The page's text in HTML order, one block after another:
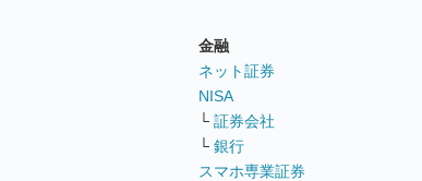
金融
ネット証券
NISA
└ 証券会社
└ 銀行
スマホ専業証券